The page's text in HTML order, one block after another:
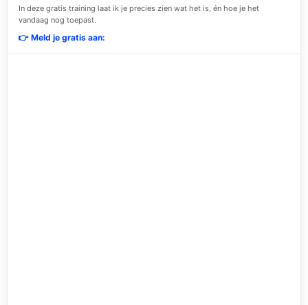
In deze gratis training laat ik je precies zien wat het is, én hoe je het
vandaag nog toepast.
👉 Meld je gratis aan: